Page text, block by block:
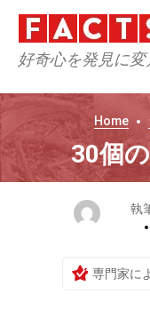
好奇心を発見に変
Home
30個
執
専門家に